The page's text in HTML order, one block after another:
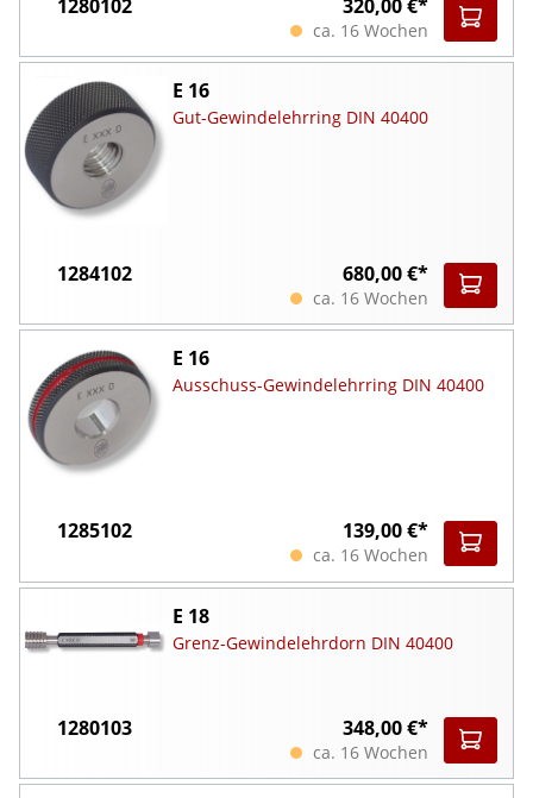
1280102 320,00 €*
ca. 16 Wochen
E 16
Gut-Gewindelehrring DIN 40400
1284102 680,00 €*
ca. 16 Wochen
E 16
Ausschuss-Gewindelehrring DIN 40400
1285102 139,00 €*
ca. 16 Wochen
E 18
Grenz-Gewindelehrdorn DIN 40400
1280103 348,00 €*
ca. 16 Wochen